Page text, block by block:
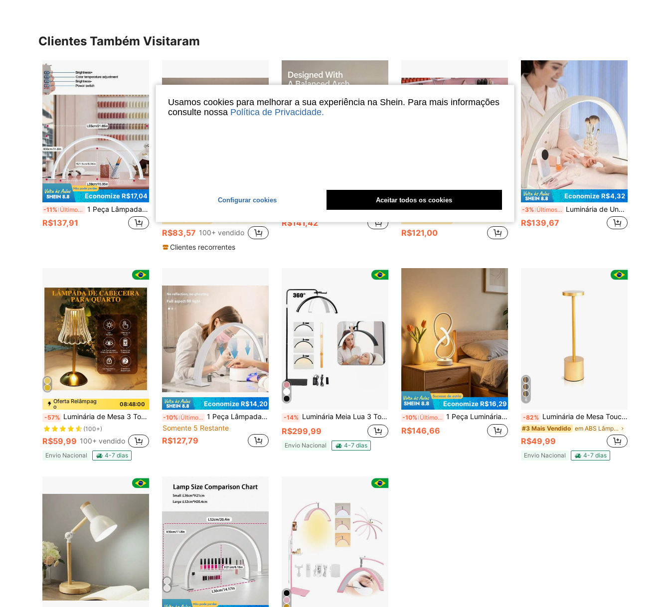
4,71 186
4,71 186
186
Clientes Também Visitaram
Economize R$17,04
-11% Últimos 2 dias 1 Peça Lâmpada de Unha LED Portátil em Formato de Lua Crescente, Tamanho: 54,8 cm/39 cm, Branco/Rosa/Preto, Controle por Botão - Alimentada por USB, Luz com 3 Cores Diferentes, Adequada para Manicure, Extensão de Cílios, Tatuagem e Cuidados com a Pele, Também Pode Ser Usada para Iluminação de Salão
R$137,91
Economize R$10,38
R$83,57 100+ vendido
Clientes recorrentes
Economize R$17,48
1 Peça Lâmpada de Unha em Formato de Crescente Branca/Rosa/Preta com Luz LED de Alumínio, Tamanhos Grande/Pequeno, Controle por Botão USB. Adequada para Iluminação de Unhas, Penteadeiras, Cuidados com a Pele, Extensões de Cílios, Fotografia de Joias, Iluminação de Tarefas, Luminária de Mesa.
R$141,42
Economize R$14,95
-11% Últimos 2 dias 1 Peça Luminária de Mesa LED Moderna em Formato de Crescente, Luz para Arte de Unhas, Luminária de Leitura e Estudo USB, Luz Noturna para Quarto, Iluminação para Sala de Estar, Botão de 3 Cores com Regulagem de Intensidade, Alimentada por USB, Corpo de Metal, Adequada para Iluminação de Arte de Unhas, Luz de Preenchimento e Leitura de Estudo (Escolha o Tamanho Grande ou Regular Com Base em Suas Necessidades, Leia Atentamente a Tabela de Tamanhos do Produto)
R$121,00
Economize R$4,32
-3% Últimos 2 dias Luminária de Unhas em Formato de Meia Lua com LED, Alimentada por USB, Suporta Ajuste de Brilho de 3 Cores, Escurecimento Contínuo, Luminária de Leitura e Estudo, Luz Noturna para Quarto, Iluminação para Sala de Estar, Plugue USB, Adequada para Iluminação de Arte de Unhas e Leitura de Estudo, Aplicável para Arte de Unhas, Extensão de Cílios, Iluminação de Tatuagem, Design de Moda, Iluminação de Unhas, Luminária de Mesa Moderna como Presente, Iluminação Uniforme em Material Metálico, Arte de Unhas, Estudo, Escritório, Leitura, Criação, Luminária de Cabeceira, Feriado, Festa
R$139,67
Oferta Relâmpag
o 08:47:59
-57% Luminária de Mesa 3 Tons Abajur Cristal Candeeiro Cabeceira LED Recarregável Decoração Sala Quarto
(100+)
R$59,99 100+ vendido
Envio Nacional 4-7 dias
Economize R$14,20
-10% Últimos 2 dias 1 Peça Lâmpada de Unha em Formato de Lua Crescente, Luz de Mesa Alimentada por USB, Botão de Luz Ajustável em 3 Cores, Adequada para Manicure, Extensão de Cílios, Tatuagem e Cuidados com a Pele, Design Minimalista, Sem Bateria Necessária, Presente de Natal/Dia dos Namorados
Somente 5 Restante
R$127,79
-14% Luminária Meia Lua 3 Tons Ajustavel Estetica Mesa Spa Arco Salao Beleza Limpeza De Pele Bivolt
R$299,99
Envio Nacional 4-7 dias
Economize R$16,29
-10% Últimos 2 dias 1 Peça Luminária de Mesa LED, Luminária de Mesa Artística Espiral de Alumínio, Dimmer de 3 Cores, Adequada para Leitura, Estudo e Trabalho | Design Minimalista Moderno, Decoração Doméstica, Iluminação de Quarto, Estrutura Metálica Durável, Botão USB
R$146,66
6
-82% Luminária de Mesa Touch LED Recarregável Sem Fio – Candeeiro Dimerizável em Alumínio Com Controle de Intensidade/ Luz Branca/Quente/ Moderna e Portátil Para Escritório/ Estudo e Quarto
#3 Mais Vendido em ABS Lâmpadas de mesa
R$49,99
Envio Nacional 4-7 dias
Usamos cookies para melhorar a sua experiência na Shein. Para mais informações
consulte nossa Política de Privacidade.
Configurar cookies Aceitar todos os cookies